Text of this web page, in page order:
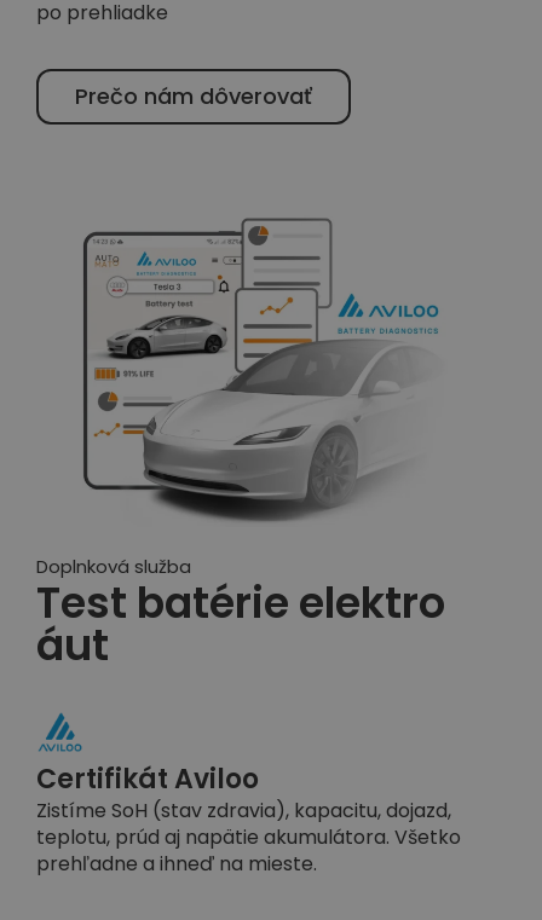
po prehliadke
Prečo nám dôverovať
Doplnková služba
Test batérie elektro
áut
Certifikát Aviloo
Zistíme SoH (stav zdravia), kapacitu, dojazd,
teplotu, prúd aj napätie akumulátora. Všetko
prehľadne a ihneď na mieste.